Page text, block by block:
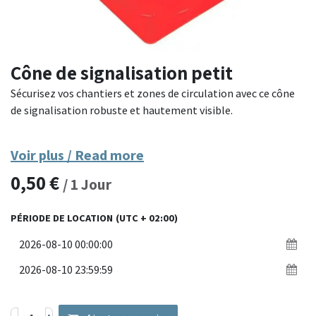
Cône de signalisation petit
Sécurisez vos chantiers et zones de circulation avec ce cône
de signalisation robuste et hautement visible.
absorber les chocs sans se déformer. Ses bandes
réfléchissantes blanches assurent une excellente visibilité de
jour comme de nuit, même par mauvaises conditions
météorologiques. Léger et empilable, il est facile à
transporter et à installer sur tous types de terrains.
Dimensions : disponible en plusieurs hauteurs (ex : 50 cm, 75
Visibilité : bandes réfléchissantes haute performance
Voir plus / Read more
0,50€ /1Jour
PÉRIODE DE LOCATION (UTC + 02:00)